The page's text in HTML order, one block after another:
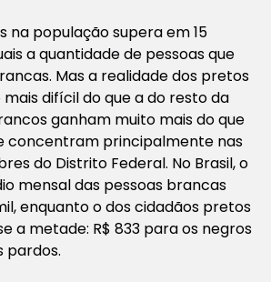
na população supera em 15
a quantidade de pessoas que
Mas a realidade dos pretos
difícil do que a do resto da
ganham muito mais do que
concentram principalmente nas
do Distrito Federal. No Brasil, o
mensal das pessoas brancas
enquanto o dos cidadãos pretos
a metade: R$ 833 para os negros
pardos.